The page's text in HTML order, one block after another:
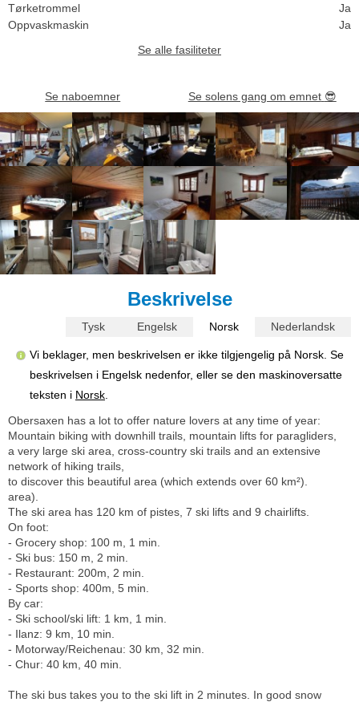
Tørketrommel
Ja
Oppvaskmaskin
Ja
Se alle fasiliteter
Se naboemner Se solens gang om emnet 😎
Beskrivelse
Tysk Engelsk Norsk Nederlandsk
Vi beklager, men beskrivelsen er ikke tilgjengelig på Norsk. Se
beskrivelsen i Engelsk nedenfor, eller se den maskinoversatte
teksten i Norsk
Obersaxen has a lot to offer nature lovers at any time of year:
Mountain biking with downhill trails, mountain lifts for paragliders,
a very large ski area, cross-country ski trails and an extensive
network of hiking trails,
to discover this beautiful area (which extends over 60 km²).
area).
The ski area has 120 km of pistes, 7 ski lifts and 9 chairlifts.
On foot:
- Grocery shop: 100 m, 1 min.
- Ski bus: 150 m, 2 min.
- Restaurant: 200m, 2 min.
- Sports shop: 400m, 5 min.
By car:
- Ski school/ski lift: 1 km, 1 min.
- Ilanz: 9 km, 10 min.
- Motorway/Reichenau: 30 km, 32 min.
- Chur: 40 km, 40 min.
The ski bus takes you to the ski lift in 2 minutes. In good snow